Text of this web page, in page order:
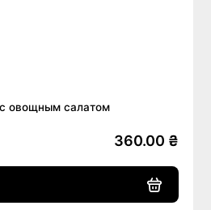
овощным салатом
360.00 ₴